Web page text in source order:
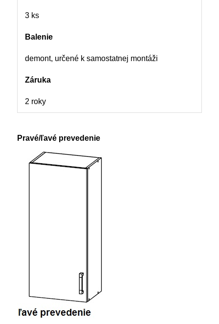
3 ks
Balenie
demont, určené k samostatnej montáži
Záruka
2 roky
Pravé/ľavé prevedenie